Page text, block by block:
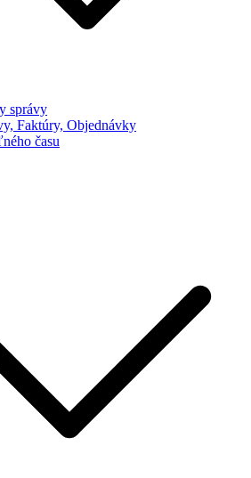
správy
Faktúry, Objednávky
času